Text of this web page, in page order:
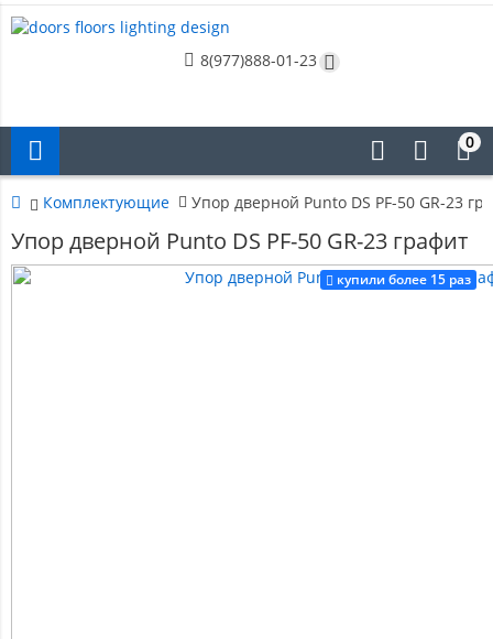
8(977)888-01-23
0
Комплектующие Упор дверной Punto DS PF-50 GR-23
Упор дверной Punto DS PF-50 GR-23 графит
купили более 15 раз